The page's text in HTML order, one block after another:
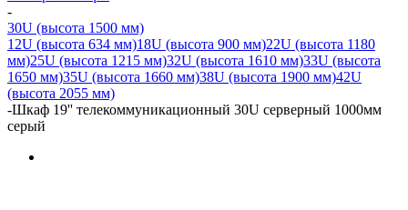
-
30U (высота 1500 мм)
12U (высота 634 мм)18U (высота 900 мм)22U (высота 1180
мм)25U (высота 1215 мм)32U (высота 1610 мм)33U (высота
1650 мм)35U (высота 1660 мм)38U (высота 1900 мм)42U
(высота 2055 мм)
-Шкаф 19'' телекоммуникационный 30U серверный 1000мм
серый